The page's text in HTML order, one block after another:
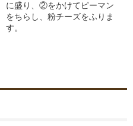
に盛り、②をかけてピーマン
をちらし、粉チーズをふりま
す。